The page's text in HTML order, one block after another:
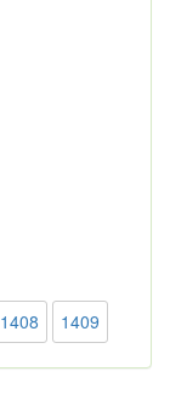
1408 1409